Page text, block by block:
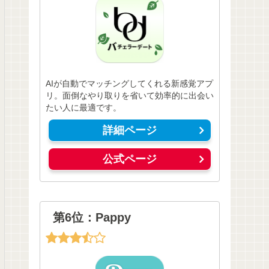
AIが自動でマッチングしてくれる新感覚アプ
リ。面倒なやり取りを省いて効率的に出会い
たい人に最適です。
詳細ページ
公式ページ
第6位：Pappy